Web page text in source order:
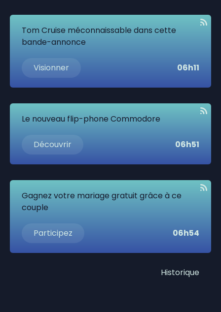
Tom Cruise méconnaissable dans cette
bande-annonce
Visionner 06h11
Le nouveau flip-phone Commodore
Découvrir 06h51
Gagnez votre mariage gratuit grâce à ce
couple
Participez 06h54
Historique